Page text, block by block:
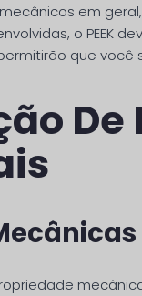
em
o PEEK
que
De